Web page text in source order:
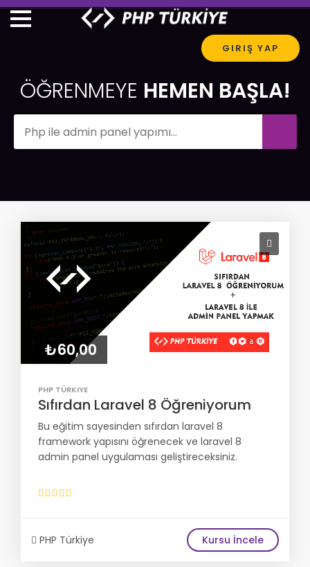
ÖĞRENMEYE HEMEN BAŞLA!
₺60,00
PHP TÜRKIYE
Sıfırdan Laravel 8 Öğreniyorum
Bu eğitim sayesinden sıfırdan laravel 8
framework yapısını öğrenecek ve laravel 8
admin panel uygulaması geliştireceksiniz.
PHP Türkiye Kursu İncele
GIRIŞ YAP